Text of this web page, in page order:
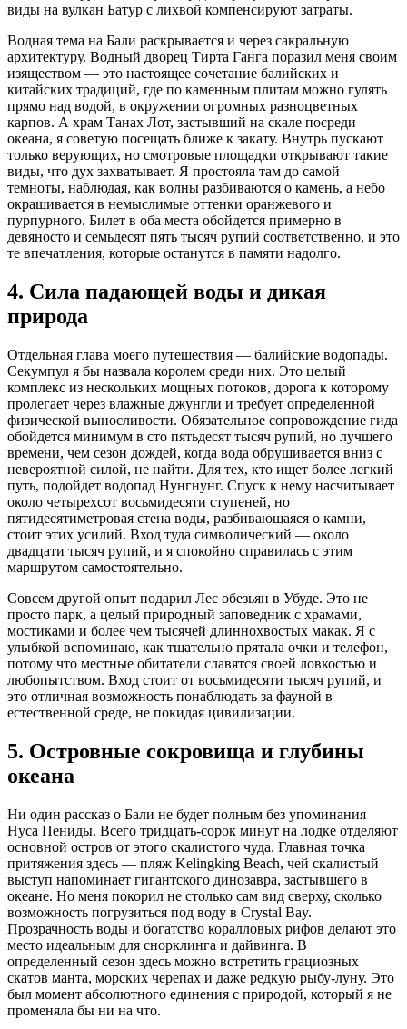
виды на вулкан Батур с лихвой компенсируют затраты.
Водная тема на Бали раскрывается и через сакральную
архитектуру. Водный дворец Тирта Ганга поразил меня своим
изяществом — это настоящее сочетание балийских и
китайских традиций, где по каменным плитам можно гулять
прямо над водой, в окружении огромных разноцветных
карпов. А храм Танах Лот, застывший на скале посреди
океана, я советую посещать ближе к закату. Внутрь пускают
только верующих, но смотровые площадки открывают такие
виды, что дух захватывает. Я простояла там до самой
темноты, наблюдая, как волны разбиваются о камень, а небо
окрашивается в немыслимые оттенки оранжевого и
пурпурного. Билет в оба места обойдется примерно в
девяносто и семьдесят пять тысяч рупий соответственно, и это
те впечатления, которые останутся в памяти надолго.
4. Сила падающей воды и дикая
природа
Отдельная глава моего путешествия — балийские водопады.
Секумпул я бы назвала королем среди них. Это целый
комплекс из нескольких мощных потоков, дорога к которому
пролегает через влажные джунгли и требует определенной
физической выносливости. Обязательное сопровождение гида
обойдется минимум в сто пятьдесят тысяч рупий, но лучшего
времени, чем сезон дождей, когда вода обрушивается вниз с
невероятной силой, не найти. Для тех, кто ищет более легкий
путь, подойдет водопад Нунгнунг. Спуск к нему насчитывает
около четырехсот восьмидесяти ступеней, но
пятидесятиметровая стена воды, разбивающаяся о камни,
стоит этих усилий. Вход туда символический — около
двадцати тысяч рупий, и я спокойно справилась с этим
маршрутом самостоятельно.
Совсем другой опыт подарил Лес обезьян в Убуде. Это не
просто парк, а целый природный заповедник с храмами,
мостиками и более чем тысячей длиннохвостых макак. Я с
улыбкой вспоминаю, как тщательно прятала очки и телефон,
потому что местные обитатели славятся своей ловкостью и
любопытством. Вход стоит от восьмидесяти тысяч рупий, и
это отличная возможность понаблюдать за фауной в
естественной среде, не покидая цивилизации.
5. Островные сокровища и глубины
океана
Ни один рассказ о Бали не будет полным без упоминания
Нуса Пениды. Всего тридцать-сорок минут на лодке отделяют
основной остров от этого скалистого чуда. Главная точка
притяжения здесь — пляж Kelingking Beach, чей скалистый
выступ напоминает гигантского динозавра, застывшего в
океане. Но меня покорил не столько сам вид сверху, сколько
возможность погрузиться под воду в Crystal Bay.
Прозрачность воды и богатство коралловых рифов делают это
место идеальным для снорклинга и дайвинга. В
определенный сезон здесь можно встретить грациозных
скатов манта, морских черепах и даже редкую рыбу-луну. Это
был момент абсолютного единения с природой, который я не
променяла бы ни на что.